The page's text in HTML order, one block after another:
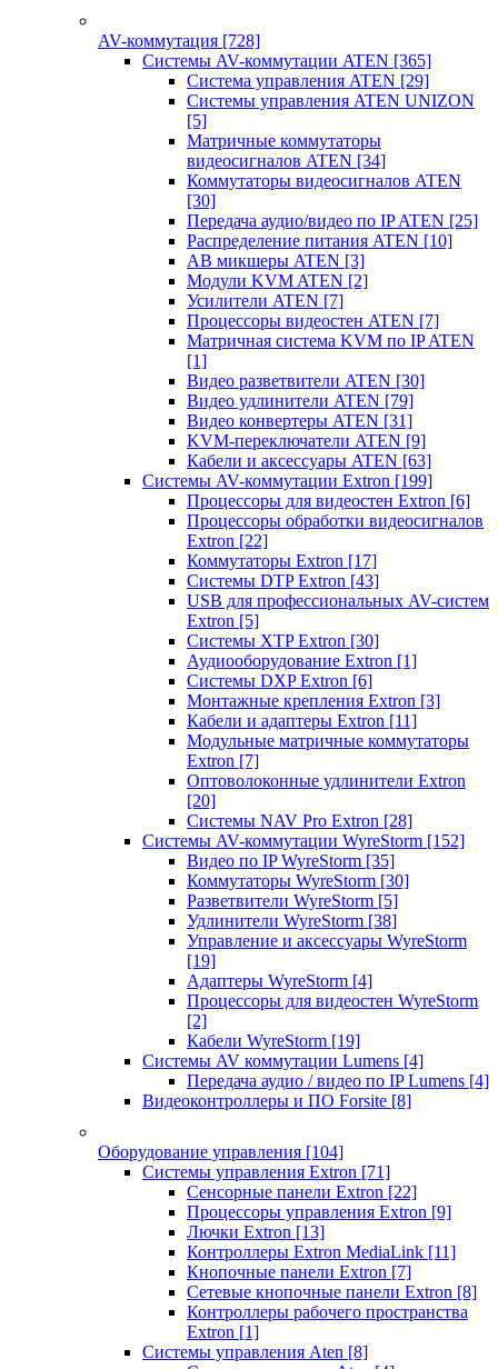
AV-коммутация [728]
Системы AV-коммутации ATEN [365]
Система управления ATEN [29]
Системы управления ATEN UNIZON
[5]
Матричные коммутаторы
видеосигналов ATEN [34]
Коммутаторы видеосигналов ATEN
[30]
Передача аудио/видео по IP ATEN [25]
Распределение питания ATEN [10]
АВ микшеры ATEN [3]
Модули KVM ATEN [2]
Усилители ATEN [7]
Процессоры видеостен ATEN [7]
Матричная система KVM по IP ATEN
[1]
Видео разветвители ATEN [30]
Видео удлинители ATEN [79]
Видео конвертеры ATEN [31]
KVM-переключатели ATEN [9]
Кабели и аксессуары ATEN [63]
Системы AV-коммутации Extron [199]
Процессоры для видеостен Extron [6]
Процессоры обработки видеосигналов
Extron [22]
Коммутаторы Extron [17]
Системы DTP Extron [43]
USB для профессиональных AV-систем
Extron [5]
Системы XTP Extron [30]
Аудиооборудование Extron [1]
Системы DXP Extron [6]
Монтажные крепления Extron [3]
Кабели и адаптеры Extron [11]
Модульные матричные коммутаторы
Extron [7]
Оптоволоконные удлинители Extron
[20]
Системы NAV Pro Extron [28]
Системы AV-коммутации WyreStorm [152]
Видео по IP WyreStorm [35]
Коммутаторы WyreStorm [30]
Разветвители WyreStorm [5]
Удлинители WyreStorm [38]
Управление и аксессуары WyreStorm
[19]
Адаптеры WyreStorm [4]
Процессоры для видеостен WyreStorm
[2]
Кабели WyreStorm [19]
Системы AV коммутации Lumens [4]
Передача аудио / видео по IP Lumens [4]
Видеоконтроллеры и ПО Forsite [8]
Оборудование управления [104]
Системы управления Extron [71]
Сенсорные панели Extron [22]
Процессоры управления Extron [9]
Лючки Extron [13]
Контроллеры Extron MediaLink [11]
Кнопочные панели Extron [7]
Сетевые кнопочные панели Extron [8]
Контроллеры рабочего пространства
Extron [1]
Системы управления Aten [8]